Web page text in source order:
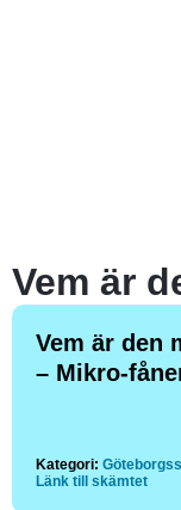
Vem är den
– Mikro-
Kategori:
Länk till skämtet